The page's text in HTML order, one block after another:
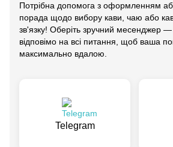
Потрібна допомога з оформленням
порада щодо вибору кави, чаю або
зв'язку! Оберіть зручний месенджер
відповімо на всі питання, щоб ваша
максимально вдалою.
Telegram